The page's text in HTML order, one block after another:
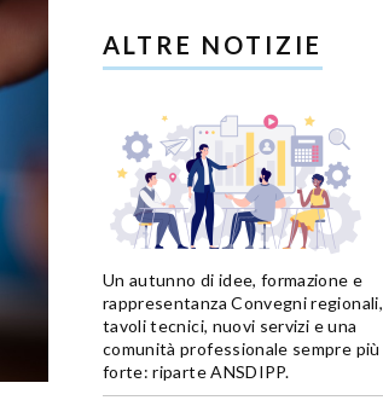
ALTRE NOTIZIE
Un autunno di idee, formazione e
rappresentanza Convegni regionali,
tavoli tecnici, nuovi servizi e una
comunità professionale sempre più
forte: riparte ANSDIPP.